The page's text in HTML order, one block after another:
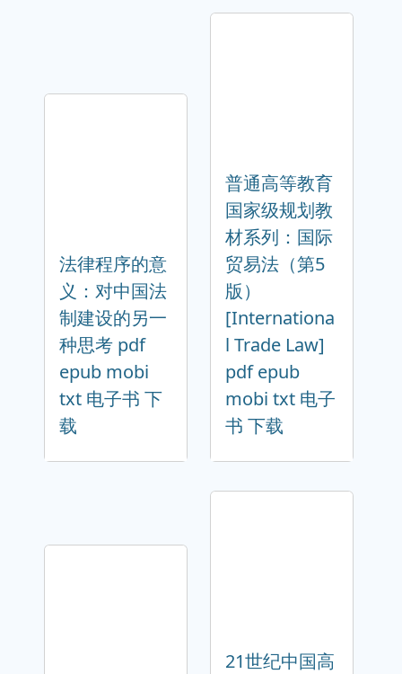
法律程序的意
义：对中国法
制建设的另一
种思考 pdf
epub mobi
txt 电子书 下
载
普通高等教育
国家级规划教
材系列：国际
贸易法（第5
版）
[Internationa
l Trade Law]
pdf epub
mobi txt 电子
书 下载
21世纪中国高